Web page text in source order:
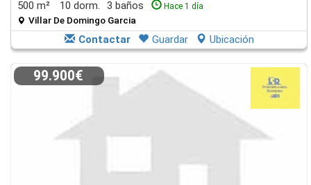
500 m² 10 dorm. 3 baños Hace 1 día
Villar De Domingo Garcia
Contactar Guardar Ubicación
99.900€